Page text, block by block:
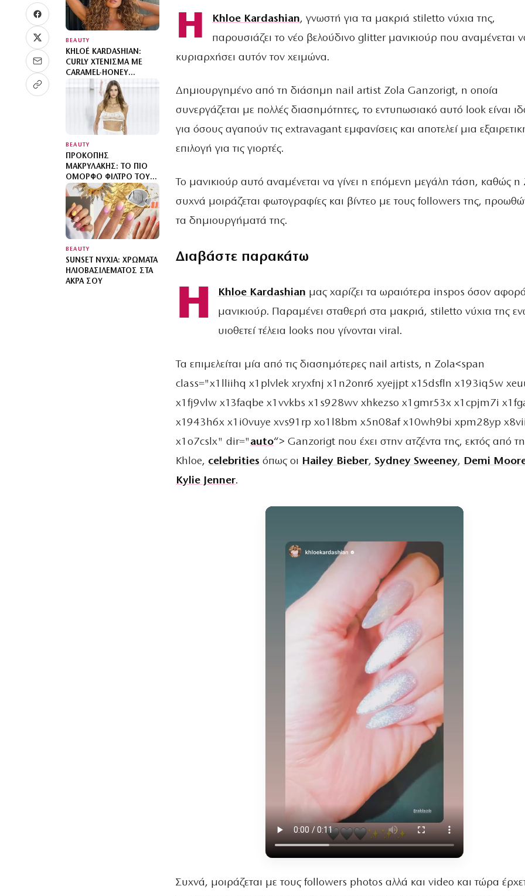
BEAUTY
KHLOÉ KARDASHIAN:
CURLY ΧΤΈΝΙΣΜΑ ΜΕ
CARAMEL-HONEY
ΑΝΤΑΎΓΕΙΕΣ
BEAUTY
ΠΡΟΚΌΠΗΣ
ΜΑΚΡΥΛΆΚΗΣ: ΤΟ ΠΙΟ
ΌΜΟΡΦΟ ΦΊΛΤΡΟ ΤΟΥ
ΚΑΛΟΚΑΙΡΙΟΎ
BEAUTY
SUNSET ΝΎΧΙΑ: ΧΡΏΜΑΤΑ
ΗΛΙΟΒΑΣΙΛΈΜΑΤΟΣ ΣΤΑ
ΆΚΡΑ ΣΟΥ
Η Khloe Kardashian, γνωστή για τα μακριά stiletto νύχια της,
παρουσιάζει το νέο βελούδινο glitter μανικιούρ που αναμένεται
κυριαρχήσει αυτόν τον χειμώνα.
Δημιουργημένο από τη διάσημη nail artist Zola Ganzorigt, η οποία
συνεργάζεται με πολλές διασημότητες, το εντυπωσιακό αυτό look είναι
για όσους αγαπούν τις extravagant εμφανίσεις και αποτελεί μια
επιλογή για τις γιορτές.
Το μανικιούρ αυτό αναμένεται να γίνει η επόμενη μεγάλη τάση, καθώς η
συχνά μοιράζεται φωτογραφίες και βίντεο με τους followers της,
τα δημιουργήματά της.
Διαβάστε παρακάτω
Η Khloe Kardashian μας χαρίζει τα ωραιότερα inspos όσον
μανικιούρ. Παραμένει σταθερή στα μακριά, stiletto νύχια της
υιοθετεί τέλεια looks που γίνονται viral.
Τα επιμελείται μία από τις διασημότερες nail artists, η Zola<span
class="x1lliihq x1plvlek xryxfnj x1n2onr6 xyejjpt x15dsfln x193iq5w
x1fj9vlw x13faqbe x1vvkbs x1s928wv xhkezso x1gmr53x x1cpjm7i
x1943h6x x1i0vuye xvs91rp xo1l8bm x5n08af x10wh9bi xpm28yp
x1o7cslx" dir=" auto“> Ganzorigt που έχει στην ατζέντα της, εκτός από
Khloe, celebrities όπως οι Hailey Bieber, Sydney Sweeney, Demi
Kylie Jenner.
Συχνά, μοιράζεται με τους followers photos αλλά και video και τώρα